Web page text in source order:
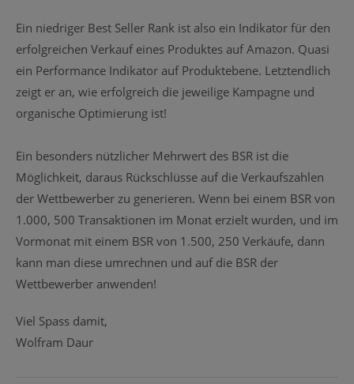
Ein niedriger Best Seller Rank ist also ein Indikator für den
erfolgreichen Verkauf eines Produktes auf Amazon. Quasi
ein Performance Indikator auf Produktebene. Letztendlich
zeigt er an, wie erfolgreich die jeweilige Kampagne und
organische Optimierung ist!
Ein besonders nützlicher Mehrwert des BSR ist die
Möglichkeit, daraus Rückschlüsse auf die Verkaufszahlen
der Wettbewerber zu generieren. Wenn bei einem BSR von
1.000, 500 Transaktionen im Monat erzielt wurden, und im
Vormonat mit einem BSR von 1.500, 250 Verkäufe, dann
kann man diese umrechnen und auf die BSR der
Wettbewerber anwenden!
Viel Spass damit,
Wolfram Daur